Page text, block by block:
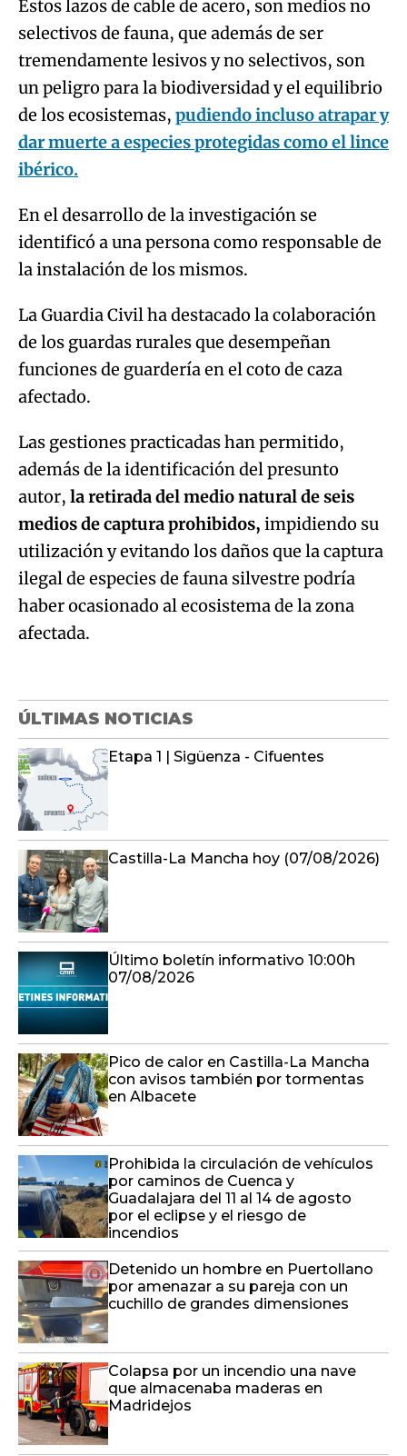
Estos lazos de cable de acero, son medios no
selectivos de fauna, que además de ser
tremendamente lesivos y no selectivos, son
un peligro para la biodiversidad y el equilibrio
de los ecosistemas, pudiendo incluso atrapar y
dar muerte a especies protegidas como el lince
ibérico.
En el desarrollo de la investigación se
identificó a una persona como responsable de
la instalación de los mismos.
La Guardia Civil ha destacado la colaboración
de los guardas rurales que desempeñan
funciones de guardería en el coto de caza
afectado.
Las gestiones practicadas han permitido,
además de la identificación del presunto
autor, la retirada del medio natural de seis
medios de captura prohibidos, impidiendo su
utilización y evitando los daños que la captura
ilegal de especies de fauna silvestre podría
haber ocasionado al ecosistema de la zona
afectada.
ÚLTIMAS NOTICIAS
Etapa 1 | Sigüenza - Cifuentes
Castilla-La Mancha hoy (07/08/2026)
Último boletín informativo 10:00h
07/08/2026
Pico de calor en Castilla-La Mancha
con avisos también por tormentas
en Albacete
Prohibida la circulación de vehículos
por caminos de Cuenca y
Guadalajara del 11 al 14 de agosto
por el eclipse y el riesgo de
incendios
Detenido un hombre en Puertollano
por amenazar a su pareja con un
cuchillo de grandes dimensiones
Colapsa por un incendio una nave
que almacenaba maderas en
Madridejos